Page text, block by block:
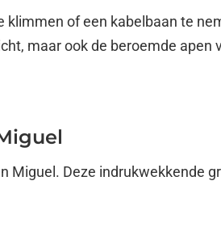
of een kabelbaan te
maar ook de beroemde
Miguel. Deze indrukwekkende